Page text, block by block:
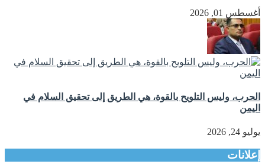
أغسطس 01, 2026
الحرب، وليس التلويح بالقوة، هي الطريق إلى تحقيق السلام في
اليمن
يوليو 24, 2026
إعلانات